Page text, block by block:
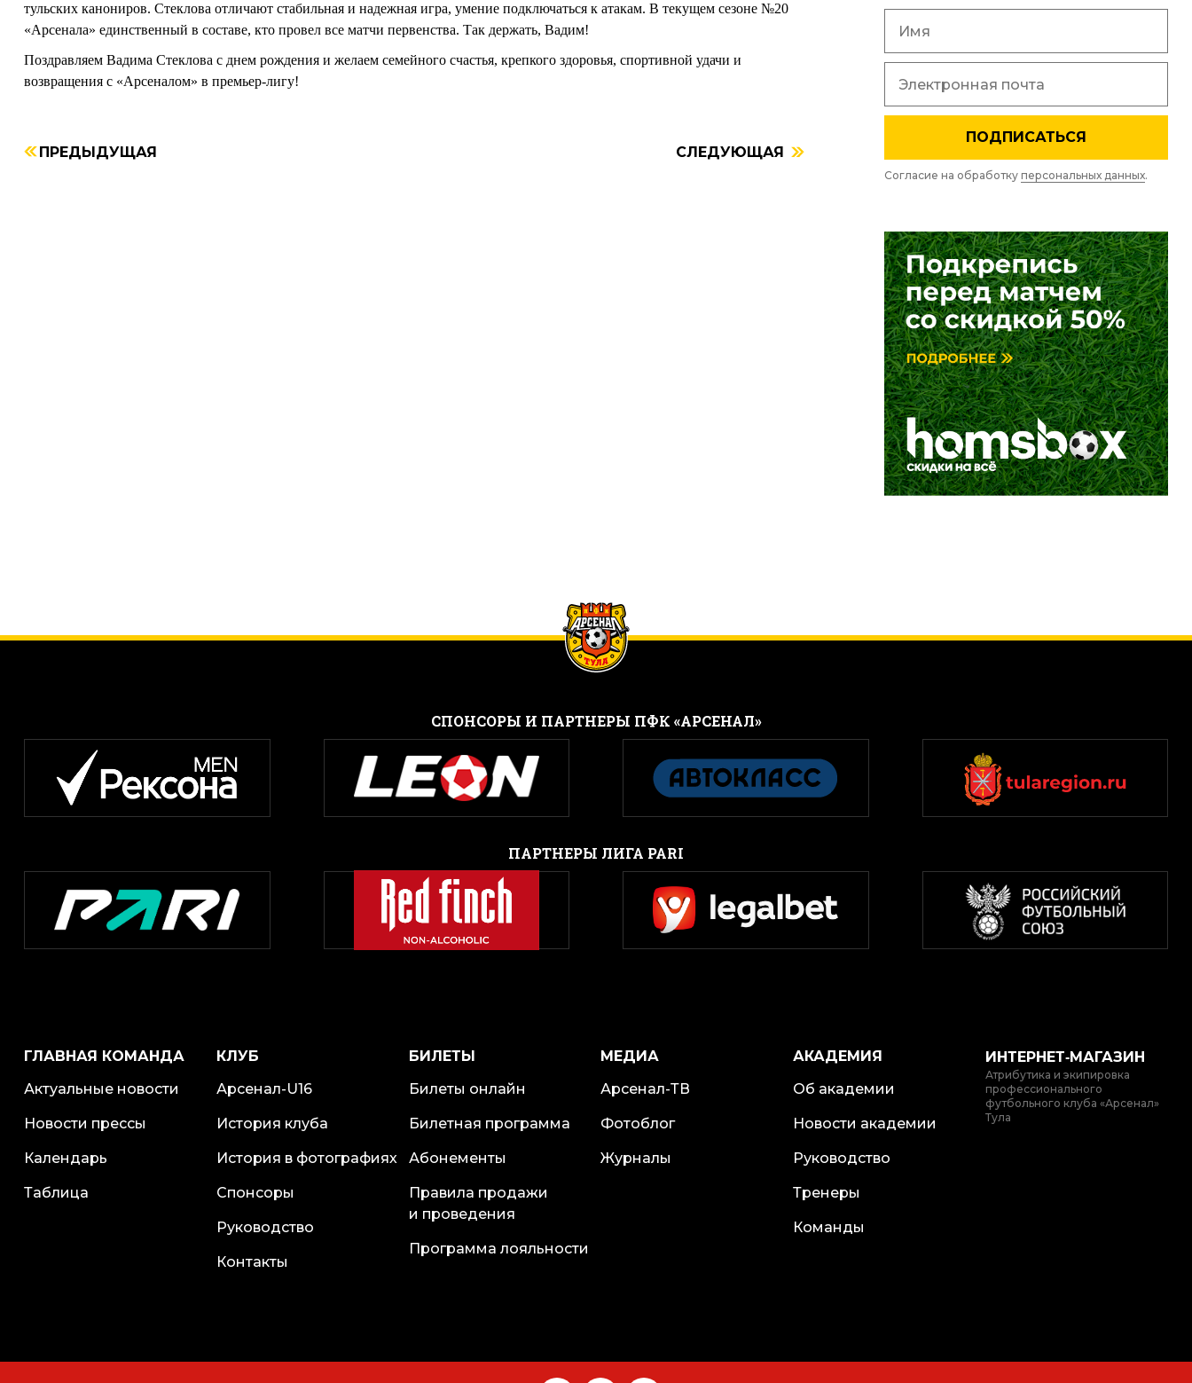
тульских канониров. Стеклова отличают стабильная и надежная игра, умение подключаться к атакам. В текущем сезоне №20
«Арсенала» единственный в составе, кто провел все матчи первенства. Так держать, Вадим!
Поздравляем Вадима Стеклова с днем рождения и желаем семейного счастья, крепкого здоровья, спортивной удачи и
возвращения с «Арсеналом» в премьер-лигу!
ПРЕДЫДУЩАЯ СЛЕДУЮЩАЯ
ПОДПИСАТЬСЯ
Согласие на обработку персональных данных.
CПОНСОРЫ И ПАРТНЕРЫ ПФК «АРСЕНАЛ»
ПАРТНЕРЫ ЛИГА PARI
ГЛАВНАЯ КОМАНДА
Актуальные новости
Новости прессы
Календарь
Таблица
КЛУБ
Арсенал-U16
История клуба
История в фотографиях
Спонсоры
Руководство
Контакты
БИЛЕТЫ
Билеты онлайн
Билетная программа
Абонементы
Правила продажи
и проведения
Программа лояльности
МЕДИА
Арсенал-ТВ
Фотоблог
Журналы
АКАДЕМИЯ
Об академии
Новости академии
Руководство
Тренеры
Команды
ИНТЕРНЕТ‑МАГАЗИН
Атрибутика и экипировка
профессионального
футбольного клуба «Арсенал»
Тула